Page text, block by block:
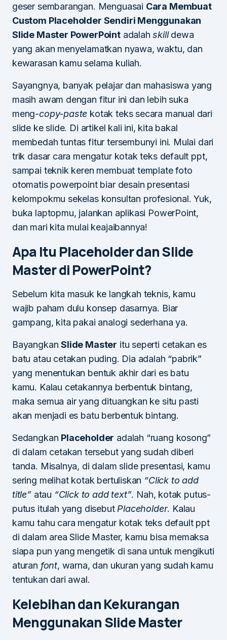
geser sembarangan. Menguasai Cara Membuat
Custom Placeholder Sendiri Menggunakan
Slide Master PowerPointadalahskilldewa
yang akan menyelamatkan nyawa, waktu, dan
kewarasan kamu selama kuliah.
Sayangnya, banyak pelajar dan mahasiswa yang
masih awam dengan fitur ini dan lebih suka
meng-copy-paste kotak teks secara manual dari
slide ke slide. Di artikel kali ini, kita bakal
membedah tuntas fitur tersembunyi ini. Mulai dari
trik dasar cara mengatur kotak teks default ppt,
sampai teknik keren membuat template foto
otomatis powerpoint biar desain presentasi
kelompokmu sekelas konsultan profesional. Yuk,
buka laptopmu, jalankan aplikasi PowerPoint,
dan mari kita mulai keajaibannya!
Apa Itu Placeholder dan Slide
Master di PowerPoint?
Sebelum kita masuk ke langkah teknis, kamu
wajib paham dulu konsep dasarnya. Biar
gampang, kita pakai analogi sederhana ya.
BayangkanSlide Master itu seperti cetakan es
batu atau cetakan puding. Dia adalah “pabrik”
yang menentukan bentuk akhir dari es batu
kamu. Kalau cetakannya berbentuk bintang,
maka semua air yang dituangkan ke situ pasti
akan menjadi es batu berbentuk bintang.
Sedangkan Placeholder adalah “ruang kosong”
di dalam cetakan tersebut yang sudah diberi
tanda. Misalnya, di dalam slide presentasi, kamu
sering melihat kotak bertuliskan “Click to add
title”atau “Click to add text”. Nah, kotak putus-
putus itulah yang disebut Placeholder. Kalau
kamu tahu cara mengatur kotak teks default ppt
di dalam area Slide Master, kamu bisa memaksa
siapa pun yang mengetik di sana untuk mengikuti
aturan font, warna, dan ukuran yang sudah kamu
tentukan dari awal.
Kelebihan dan Kekurangan
Menggunakan Slide Master